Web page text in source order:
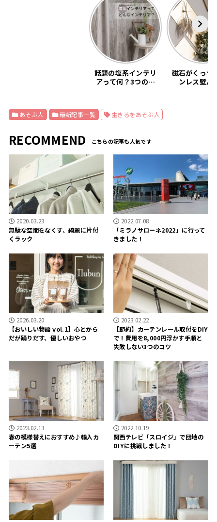
話題の塩系インテリ
アって何？3つの基
磁石がくっつ
ンレス壁パ
あそぶ人 最新記事一覧 生きるをあそぶ人
RECOMMEND
2020.03.29
無駄な空間をなくす、綺麗に片付
くラック
2022.07.08
「ミラノサローネ2022」に行って
きました！
2026.03.20
【おいしい物語 vol.1】心とから
だが踊りだす、優しいおやつ
2023.02.22
【節約】カーテンレール取付をDIY
で！費用を8,000円浮かす手順と
失敗しない3つのコツ
2023.02.13
春の模様替えにおすすめ♪輸入カ
ーテン5選
2022.10.19
関西テレビ「スロイジ」で団地の
DIYに挑戦しました！